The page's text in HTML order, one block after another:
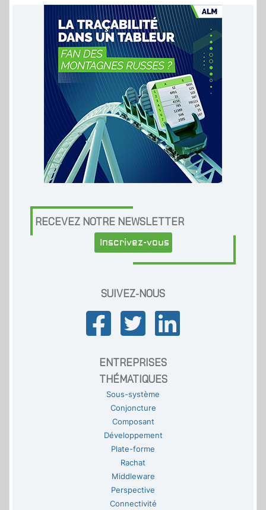
RECEVEZ NOTRE NEWSLETTER
Inscrivez-vous
SUIVEZ-NOUS
ENTREPRISES
THÉMATIQUES
Sous-système
Conjoncture
Composant
Développement
Plate-forme
Rachat
Middleware
Perspective
Connectivité